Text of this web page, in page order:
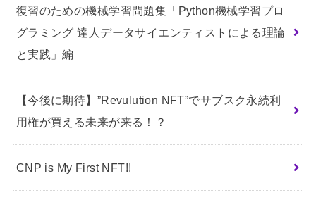
復習のための機械学習問題集「Python機械学習プロ
グラミング 達人データサイエンティストによる理論
と実践」編
【今後に期待】”Revulution NFT”でサブスク永続利
用権が買える未来が来る！？
CNP is My First NFT!!